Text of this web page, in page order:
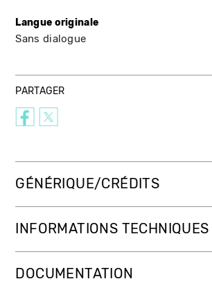
Langue originale
Sans dialogue
PARTAGER
GÉNÉRIQUE/CRÉDITS
INFORMATIONS TECHNIQUES
DOCUMENTATION